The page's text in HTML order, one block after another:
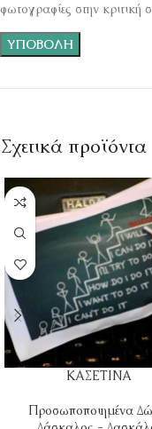
φωτογραφίες στην κριτική
Σχετικά προϊόντα
ΚΑΣΕΤΙΝΑ
Προσωποποιημένα